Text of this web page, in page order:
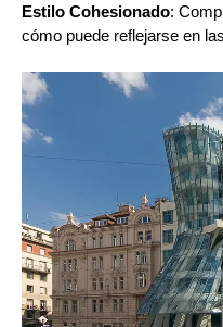
Estilo Cohesionado:
cómo puede reflejarse en